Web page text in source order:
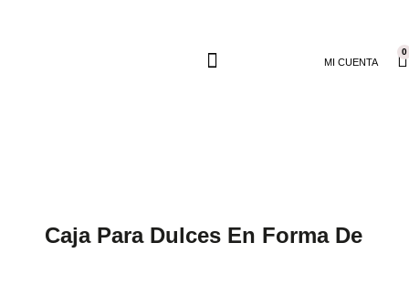
MI CUENTA
0
Caja Para Dulces En Forma De